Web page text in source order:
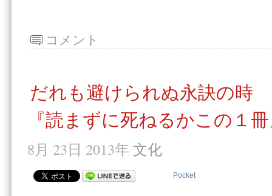
コメント
だれも避けられぬ永訣の時
『読まずに死ねるかこの１
8月 23日 2013年 文化
Pocket